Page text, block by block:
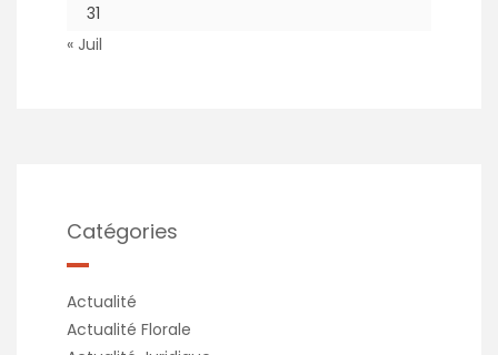
31
« Juil
Catégories
Actualité
Actualité Florale